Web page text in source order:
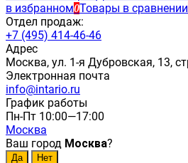
в избранном0Товары в сравнении
Отдел продаж:
+7 (495) 414-46-46
Адрес
Москва, ул. 1-я Дубровская, 13,
Электронная почта
info@intario.ru
График работы
Пн-Пт 10:00—17:00
Москва
Ваш город Москва?